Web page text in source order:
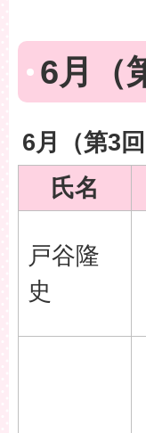
6月（
6月（第3
氏名
戸谷隆
史